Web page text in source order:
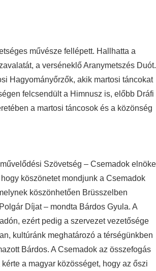
művésze fellépett. Hallhatta a
a verséneklő Aranymetszés Duót.
Hagyományőrzők, akik martosi táncokat
felcsendült a Himnusz is, előbb Dráfi
a martosi táncosok és a közönség
Szövetség – Csemadok elnöke
köszönetet mondjunk a Csemadok
köszönhetően Brüsszelben
Díjat – mondta Bárdos Gyula. A
ezért pedig a szervezet vezetősége
kultúránk meghatározó a térségünkben
Bárdos. A Csemadok az összefogás
a magyar közösséget, hogy az őszi